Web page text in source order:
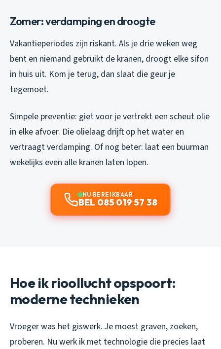
Zomer: verdamping en droogte
Vakantieperiodes zijn riskant. Als je drie weken weg
bent en niemand gebruikt de kranen, droogt elke sifon
in huis uit. Kom je terug, dan slaat die geur je
tegemoet.
Simpele preventie: giet voor je vertrekt een scheut olie
in elke afvoer. Die olielaag drijft op het water en
vertraagt verdamping. Of nog beter: laat een buurman
wekelijks even alle kranen laten lopen.
NU BEREIKBAAR
BEL 085 019 57 38
Hoe ik rioollucht opspoort:
moderne technieken
Vroeger was het giswerk. Je moest graven, zoeken,
proberen. Nu werk ik met technologie die precies laat